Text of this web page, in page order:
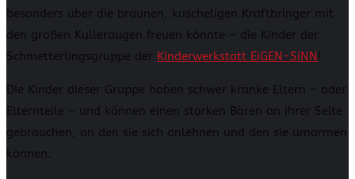
besonders über die braunen, kuscheligen Kraftbringer mit
den großen Kulleraugen freuen könnte – die Kinder der
Schmetterlingsgruppe der Kinderwerkstatt EiGEN-SiNN!
Die Kinder dieser Gruppe haben schwer kranke Eltern – oder
Elternteile – und können einen starken Bären an ihrer Seite
gebrauchen, an den sie sich anlehnen und den sie umarmen
können.